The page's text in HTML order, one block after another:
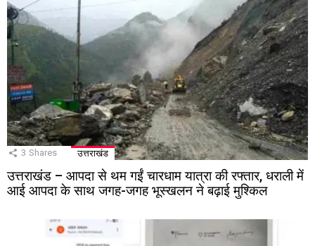
3 Shares उत्तराखंड
उत्तराखंड – आपदा से थम गईं चारधाम यात्रा की रफ्तार, धराली में
आई आपदा के साथ जगह-जगह भूस्खलन ने बढ़ाई मुश्किल